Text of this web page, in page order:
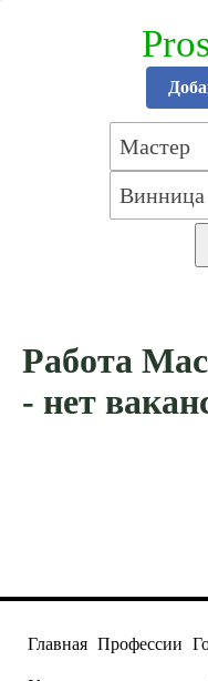
Работа
- нет
Главная Профессии